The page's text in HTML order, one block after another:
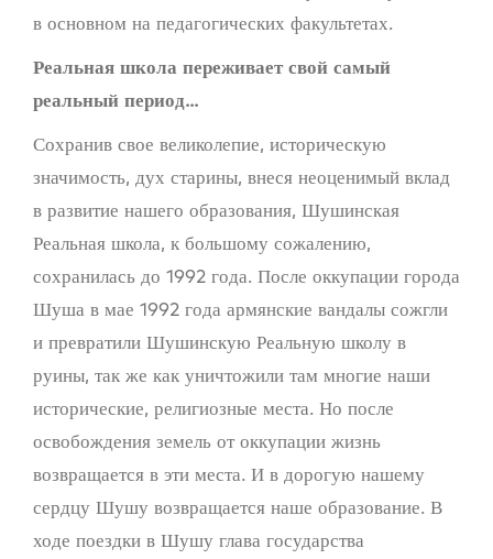
в основном на педагогических факультетах.
Реальная школа переживает свой самый
реальный период...
Сохранив свое великолепие, историческую
значимость, дух старины, внеся неоценимый вклад
в развитие нашего образования, Шушинская
Реальная школа, к большому сожалению,
сохранилась до 1992 года. После оккупации города
Шуша в мае 1992 года армянские вандалы сожгли
и превратили Шушинскую Реальную школу в
руины, так же как уничтожили там многие наши
исторические, религиозные места. Но после
освобождения земель от оккупации жизнь
возвращается в эти места. И в дорогую нашему
сердцу Шушу возвращается наше образование. В
ходе поездки в Шушу глава государства